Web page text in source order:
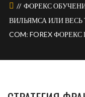
ФОРЕКС
ВИЛЬЯМСА ИЛИ ВЕСЬ
COM: FOREX